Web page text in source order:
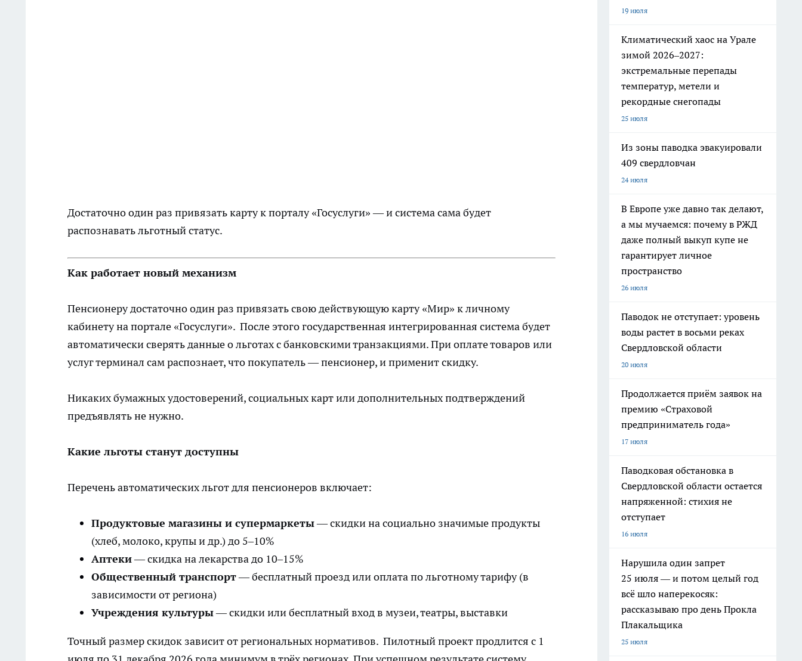
Достаточно один раз привязать карту к порталу «Госуслуги» — и система сама будет
распознавать льготный статус.
Как работает новый механизм
Пенсионеру достаточно один раз привязать свою действующую карту «Мир» к личному
кабинету на портале «Госуслуги». После этого государственная интегрированная система будет
автоматически сверять данные о льготах с банковскими транзакциями. При оплате товаров или
услуг терминал сам распознает, что покупатель — пенсионер, и применит скидку.
Никаких бумажных удостоверений, социальных карт или дополнительных подтверждений
предъявлять не нужно.
Какие льготы станут доступны
Перечень автоматических льгот для пенсионеров включает:
Продуктовые магазины и супермаркеты— скидки на социально значимые продукты
(хлеб, молоко, крупы и др.) до 5–10%
Аптеки— скидка на лекарства до 10–15%
Общественный транспорт— бесплатный проезд или оплата по льготному тарифу (в
зависимости от региона)
Учреждения культуры— скидки или бесплатный вход в музеи, театры, выставки
Точный размер скидок зависит от региональных нормативов. Пилотный проект продлится с 1
19 июля
Климатический хаос на Урале
зимой 2026–2027:
экстремальные перепады
температур, метели и
рекордные снегопады
25 июля
Из зоны паводка эвакуировали
409 свердловчан
24 июля
В Европе уже давно так делают,
а мы мучаемся: почему в РЖД
даже полный выкуп купе не
гарантирует личное
пространство
26 июля
Паводок не отступает: уровень
воды растет в восьми реках
Свердловской области
20 июля
Продолжается приём заявок на
премию «Страховой
предприниматель года»
17 июля
Паводковая обстановка в
Свердловской области остается
напряженной: стихия не
отступает
16 июля
Нарушила один запрет
25 июля — и потом целый год
всё шло наперекосяк:
рассказываю про день Прокла
Плакальщика
25 июля